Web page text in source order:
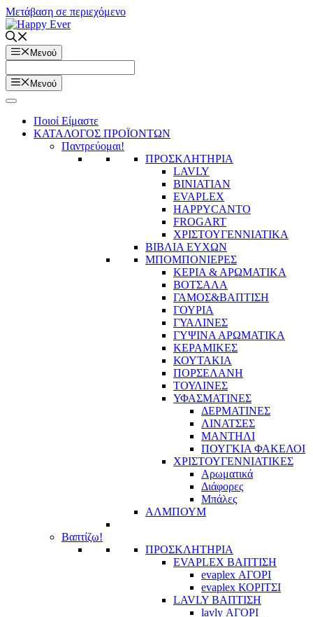
Μετάβαση σε περιεχόμενο
Μενού
Μενού
Ποιοί Είμαστε
ΚΑΤΑΛΟΓΟΣ ΠΡΟΪΟΝΤΩΝ
Παντρεύομαι!
ΠΡΟΣΚΛΗΤΗΡΙΑ
LAVLY
BINIATIAN
EVAPLEX
HAPPYCANTO
FROGART
ΧΡΙΣΤΟΥΓΕΝΝΙΑΤΙΚΑ
ΒΙΒΛΙΑ ΕΥΧΩΝ
ΜΠΟΜΠΟΝΙΕΡΕΣ
ΚΕΡΙΑ & ΑΡΩΜΑΤΙΚΑ
ΒΟΤΣΑΛΑ
ΓΑΜΟΣ&ΒΑΠΤΙΣΗ
ΓΟΥΡΙΑ
ΓΥΑΛΙΝΕΣ
ΓΥΨΙΝΑ ΑΡΩΜΑΤΙΚΑ
ΚΕΡΑΜΙΚΕΣ
ΚΟΥΤΑΚΙΑ
ΠΟΡΣΕΛΑΝΗ
ΤΟΥΛΙΝΕΣ
ΥΦΑΣΜΑΤΙΝΕΣ
ΔΕΡΜΑΤΙΝΕΣ
ΛΙΝΑΤΣΕΣ
ΜΑΝΤΗΛΙ
ΠΟΥΓΚΙΑ ΦΑΚΕΛΟΙ
ΧΡΙΣΤΟΥΓΕΝΝΙΑΤΙΚΕΣ
Αρωματικά
Διάφορες
Μπάλες
ΑΛΜΠΟΥΜ
Βαπτίζω!
ΠΡΟΣΚΛΗΤΗΡΙΑ
EVAPLEX ΒΑΠΤΙΣΗ
evaplex ΑΓΟΡΙ
evaplex ΚΟΡΙΤΣΙ
LAVLY ΒΑΠΤΙΣΗ
lavly ΑΓΟΡΙ